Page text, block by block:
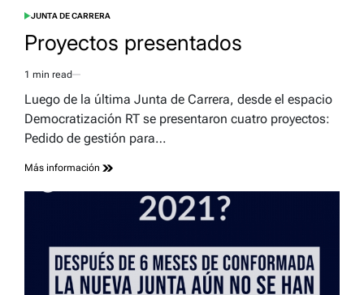
POSTED
JUNTA DE CARRERA
Proyectos presentados
Estimated
read
1 min read
Luego de la última Junta de Carrera, desde el espacio
Democratización RT se presentaron cuatro proyectos:
Pedido de gestión para…
Más información